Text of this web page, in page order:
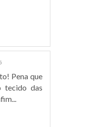
Pena que
tecido das